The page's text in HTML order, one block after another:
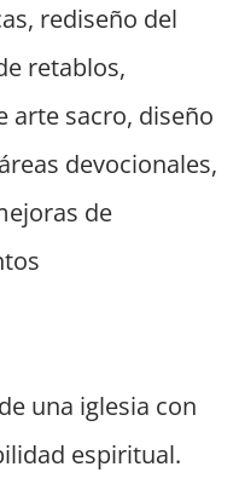
rediseño del
retablos,
arte sacro, diseño
devocionales,
de
una iglesia con
espiritual.